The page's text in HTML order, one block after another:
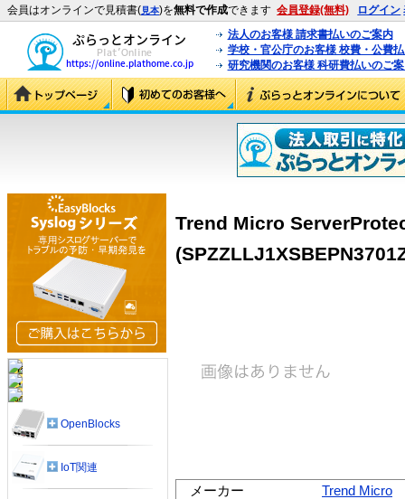
会員はオンラインで見積書(見本)を無料で作成できます 会員登録(無料) ログイン
法人のお客様 請求書払いのご案内
学校・官公庁のお客様 校費・公費
研究機関のお客様 科研費払いのご
Trend Micro
メーカー
Trend Micro
OpenBlocks
IoT関連